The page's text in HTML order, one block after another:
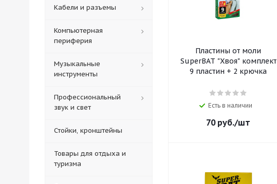
Пластины от моли
SuperBAT "Хвоя" комплект
9 пластин + 2 крючка
Есть в наличии
70руб./шт
Кабели и разъемы
Компьютерная
периферия
Музыкальные
инструменты
Профессиональный
звук и свет
Стойки, кронштейны
Товары для отдыха и
туризма